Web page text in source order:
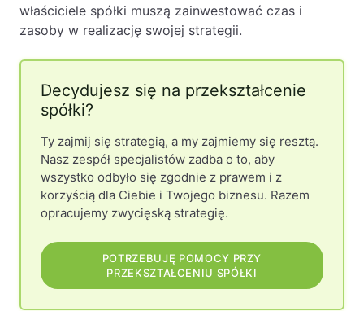
właściciele spółki muszą zainwestować czas i
zasoby w realizację swojej strategii.
Decydujesz się na przekształcenie
spółki?
Ty zajmij się strategią, a my zajmiemy się resztą.
Nasz zespół specjalistów zadba o to, aby
wszystko odbyło się zgodnie z prawem i z
korzyścią dla Ciebie i Twojego biznesu. Razem
opracujemy zwycięską strategię.
POTRZEBUJĘ POMOCY PRZY
PRZEKSZTAŁCENIU SPÓŁKI